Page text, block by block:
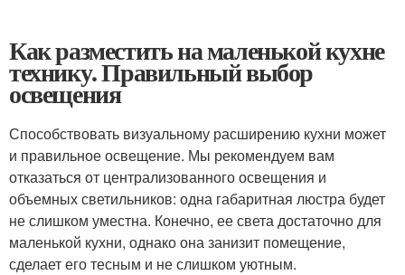
Как разместить на маленькой кухне
технику. Правильный выбор
освещения
Способствовать визуальному расширению кухни может
и правильное освещение. Мы рекомендуем вам
отказаться от централизованного освещения и
объемных светильников: одна габаритная люстра будет
не слишком уместна. Конечно, ее света достаточно для
маленькой кухни, однако она занизит помещение,
сделает его тесным и не слишком уютным.